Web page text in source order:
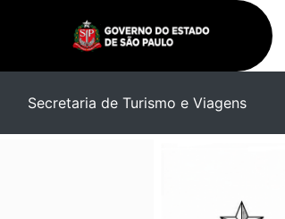
Secretaria de Turismo e Viagens